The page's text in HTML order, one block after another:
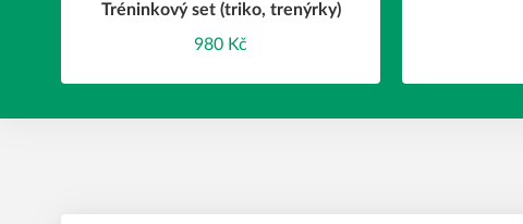
Tréninkový set (triko, trenýrky)
980 Kč